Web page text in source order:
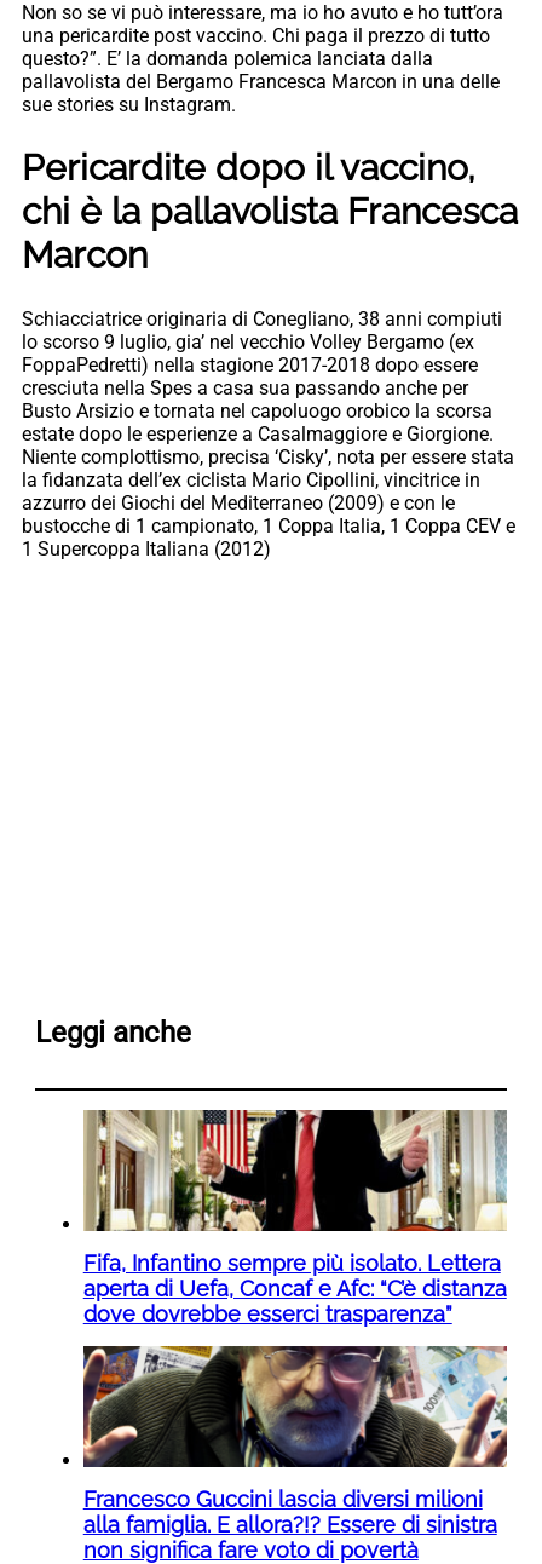
Non so se vi può interessare, ma io ho avuto e ho tutt’ora
una pericardite post vaccino. Chi paga il prezzo di tutto
questo?”. E’ la domanda polemica lanciata dalla
pallavolista del Bergamo Francesca Marcon in una delle
sue stories su Instagram.
Pericardite dopo il vaccino,
chi è la pallavolista Francesca
Marcon
Schiacciatrice originaria di Conegliano, 38 anni compiuti
lo scorso 9 luglio, gia’ nel vecchio Volley Bergamo (ex
FoppaPedretti) nella stagione 2017-2018 dopo essere
cresciuta nella Spes a casa sua passando anche per
Busto Arsizio e tornata nel capoluogo orobico la scorsa
estate dopo le esperienze a Casalmaggiore e Giorgione.
Niente complottismo, precisa ‘Cisky’, nota per essere stata
la fidanzata dell’ex ciclista Mario Cipollini, vincitrice in
azzurro dei Giochi del Mediterraneo (2009) e con le
bustocche di 1 campionato, 1 Coppa Italia, 1 Coppa CEV e
1 Supercoppa Italiana (2012)
Leggi anche
Fifa, Infantino sempre più isolato. Lettera
aperta di Uefa, Concaf e Afc: “C’è distanza
dove dovrebbe esserci trasparenza”
Francesco Guccini lascia diversi milioni
alla famiglia. E allora?!? Essere di sinistra
non significa fare voto di povertà